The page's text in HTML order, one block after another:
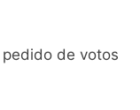
de votos